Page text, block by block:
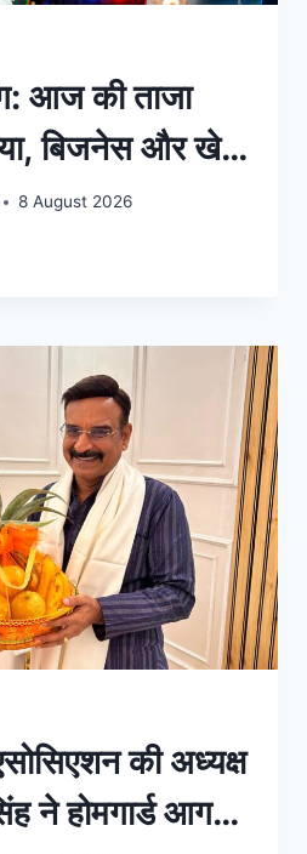
आज की ताजा
बिजनेस और खेल
|
Hindi
8 August 2026
की अध्यक्ष
ने होमगार्ड आगरा